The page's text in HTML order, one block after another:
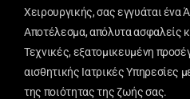
Χειρουργικής, σας εγγυάται ένα
Αποτέλεσμα, απόλυτα ασφαλείς
Τεχνικές, εξατομικευμένη
αισθητικής Ιατρικές Υπηρεσίες
της ποιότητας της ζωής σας.